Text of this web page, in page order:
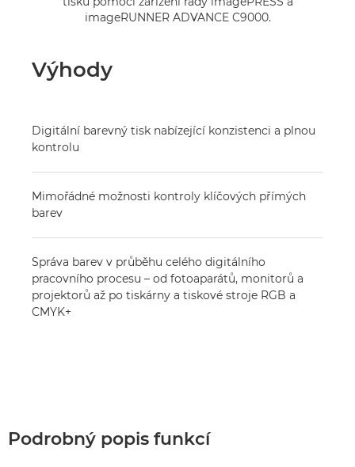
imageRUNNER ADVANCE C9000.
Výhody
Digitální barevný tisk nabízející konzistenci a plnou
kontrolu
Mimořádné možnosti kontroly klíčových přímých
barev
Správa barev v průběhu celého digitálního
pracovního procesu – od fotoaparátů, monitorů a
projektorů až po tiskárny a tiskové stroje RGB a
CMYK+
Podrobný popis funkcí